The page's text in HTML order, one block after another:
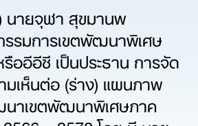
นายจุฬา สุขมานพ
รรมการเขตพัฒนาพิเศษ
ออีอีซี เป็นประธาน การจัด
มเห็นต่อ (ร่าง) แผนภาพ
าเขตพัฒนาพิเศษภาค